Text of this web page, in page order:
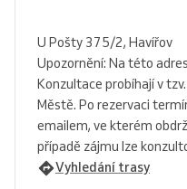
U Pošty 375/2, Havířov
Upozornění: Na této
Konzultace probíhají v
Městě. Po rezervaci
emailem, ve kterém
případě zájmu lze
Vyhledání trasy